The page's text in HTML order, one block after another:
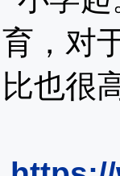
育，对
比也很